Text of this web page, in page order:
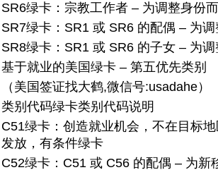
SR6绿卡： 宗教工作者 – 为调整身份
SR7绿卡： SR1 或 SR6 的配偶 – 为
SR8绿卡：SR1 或 SR6 的子女 – 为
基于就业的美国绿卡 – 第五优先类别
（美国签证找大鹤,微信号:usadahe）
类别代码绿卡类别代码说明
C51绿卡： 创造就业机会，不在目标
发放，有条件绿卡
C52绿卡： C51 或 C56 的配偶 – 为新